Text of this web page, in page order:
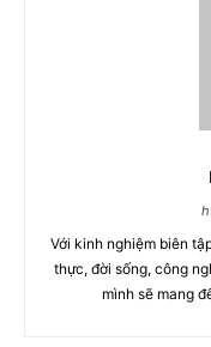
Với kinh nghiệm biên
thực, đời sống, công
mình sẽ mang